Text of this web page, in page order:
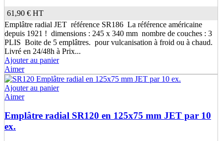
61,90 € HT
Emplâtre radial JET référence SR186 La référence américaine
depuis 1921 ! dimensions : 245 x 340 mm nombre de couches : 3
PLIS Boite de 5 emplâtres. pour vulcanisation à froid ou à chaud.
Livré en 24/48h à Prix...
Ajouter au panier
Aimer
Ajouter au panier
Aimer
Emplâtre radial SR120 en 125x75 mm JET par 10
ex.